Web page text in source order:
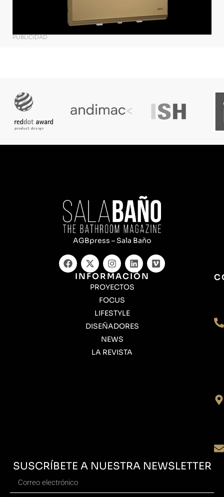
PUBLICIDAD
AGBpress – Sala Baño
INFORMACIÓN
PROYECTOS
FOCUS
LIFESTYLE
DISEÑADORES
NEWS
LA REVISTA
SUSCRÍBETE A NUESTRA NEWSLETTER